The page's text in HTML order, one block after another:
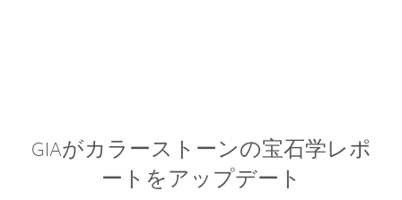
GIAがカラーストーンの宝石学レポ
ートをアップデート